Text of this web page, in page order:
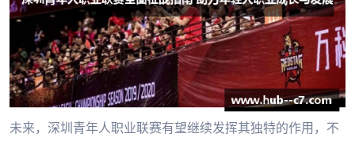
未来，深圳青年人职业联赛有望继续发挥其独特的作用，不